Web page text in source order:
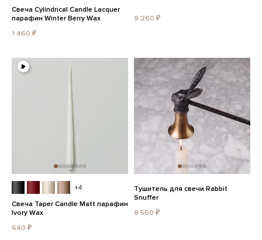
Свеча Cylindrical Candle Lacquer
парафин Winter Berry Wax
1 460 ₽
9 260 ₽
+4
Свеча Taper Candle Matt парафин
Ivory Wax
640 ₽
Тушитель для свечи Rabbit
Snuffer
8 560 ₽